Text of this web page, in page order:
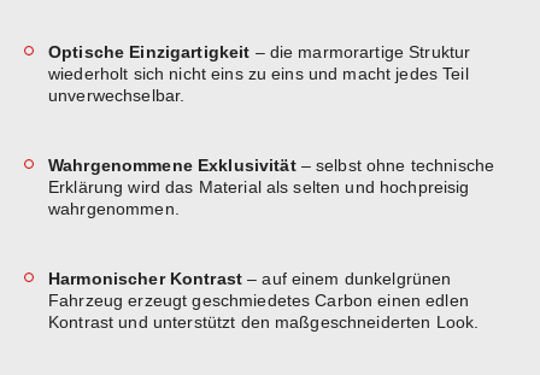
Optische Einzigartigkeit – die marmorartige Struktur
wiederholt sich nicht eins zu eins und macht jedes Teil
unverwechselbar.
Wahrgenommene Exklusivität– selbst ohne technische
Erklärung wird das Material als selten und hochpreisig
wahrgenommen.
Harmonischer Kontrast– auf einem dunkelgrünen
Fahrzeug erzeugt geschmiedetes Carbon einen edlen
Kontrast und unterstützt den maßgeschneiderten Look.